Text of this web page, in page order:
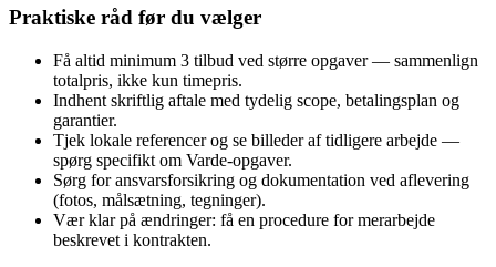
Praktiske råd før du vælger
Få altid minimum 3 tilbud ved større opgaver — sammenlign
totalpris, ikke kun timepris.
Indhent skriftlig aftale med tydelig scope, betalingsplan og
garantier.
Tjek lokale referencer og se billeder af tidligere arbejde —
spørg specifikt om Varde‑opgaver.
Sørg for ansvarsforsikring og dokumentation ved aflevering
(fotos, målsætning, tegninger).
Vær klar på ændringer: få en procedure for merarbejde
beskrevet i kontrakten.